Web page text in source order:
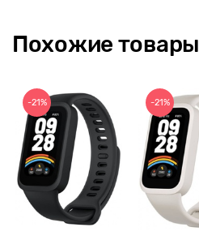
Похожие товары
-21% -21%